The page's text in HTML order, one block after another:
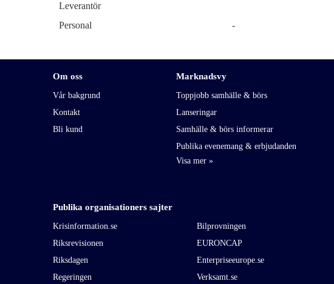
Leverantör
Personal
-
Om oss
Vår bakgrund
Kontakt
Bli kund
Marknadsvy
Toppjobb samhälle & börs
Lanseringar
Samhälle & börs informerar
Publika evenemang & erbjudanden
Publika organisationers sajter
Krisinformation.se
Riksrevisionen
Riksdagen
Regeringen
Bilprovningen
EURONCAP
Enterpriseeurope.se
Verksamt.se